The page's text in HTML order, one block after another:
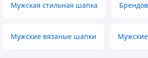
Мужская стильная шапка
Мужские вязаные шапки